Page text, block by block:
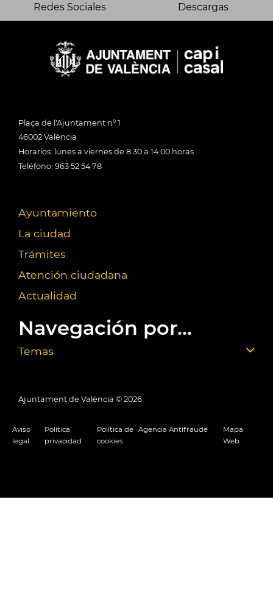
Redes Sociales Descargas
Plaça de l'Ajuntament nº 1
46002 València
Horarios: lunes a viernes de 8:30 a 14:00 horas
Teléfono: 963 52 54 78
Ayuntamiento
La ciudad
Trámites
Atención ciudadana
Actualidad
Navegación por...
Temas
Ajuntament de València © 2026
Aviso
legal
Política
privacidad
Política de
cookies
Agencia Antifraude
Mapa
Web